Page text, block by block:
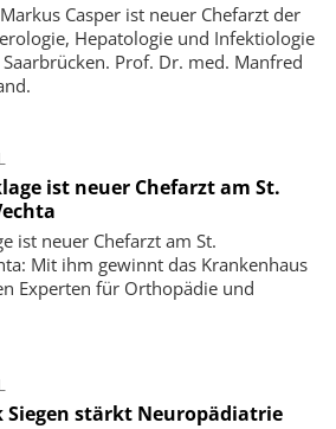
Casper ist neuer Chefarzt der
Hepatologie und Infektiologie
Prof. Dr. med. Manfred
ist neuer Chefarzt am St.
ist neuer Chefarzt am St.
Mit ihm gewinnt das Krankenhaus
Experten für Orthopädie und
Siegen stärkt Neuropädiatrie